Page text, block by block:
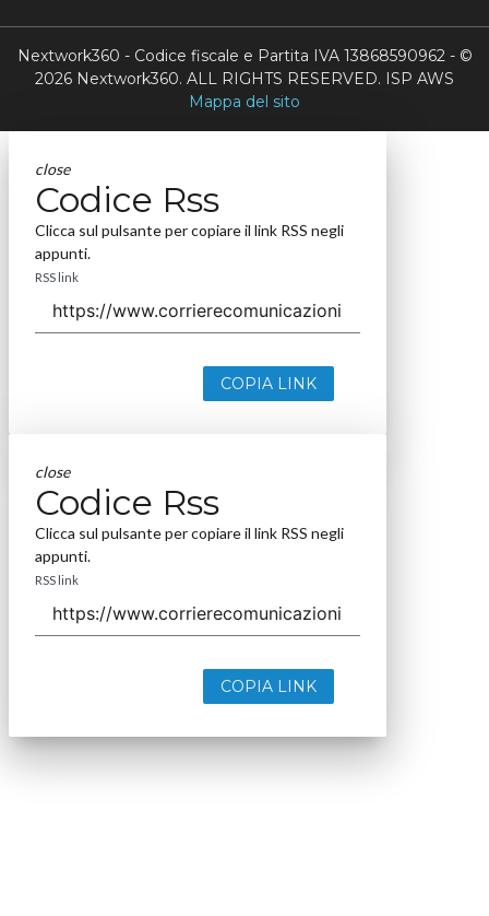
Nextwork360 - Codice fiscale e Partita IVA 13868590962 - ©
2026 Nextwork360. ALL RIGHTS RESERVED. ISP AWS
Mappa del sito
close
Codice Rss
Clicca sul pulsante per copiare il link RSS negli
appunti.
RSS link
COPIA LINK
close
Codice Rss
Clicca sul pulsante per copiare il link RSS negli
appunti.
RSS link
COPIA LINK